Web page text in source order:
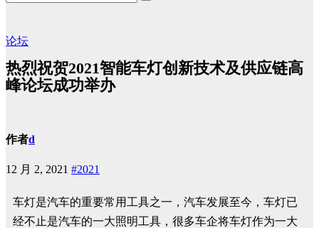
论坛
热烈祝贺2021智能车灯创新技术及供应链高
峰论坛成功举办
作者d
12 月 2, 2021 #2021
车灯是汽车的重要常用工具之一，汽车发展至今，车灯已
经不止是汽车的一大照明工具，很多车企将车灯作为一大